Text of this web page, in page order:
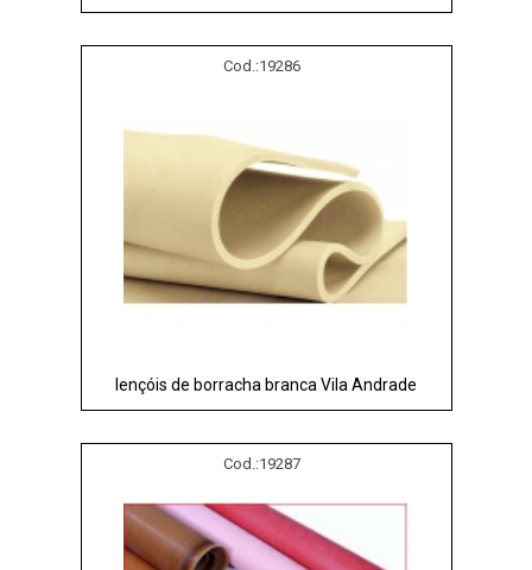
Cod.:19286
lençóis de borracha branca Vila Andrade
Cod.:19287